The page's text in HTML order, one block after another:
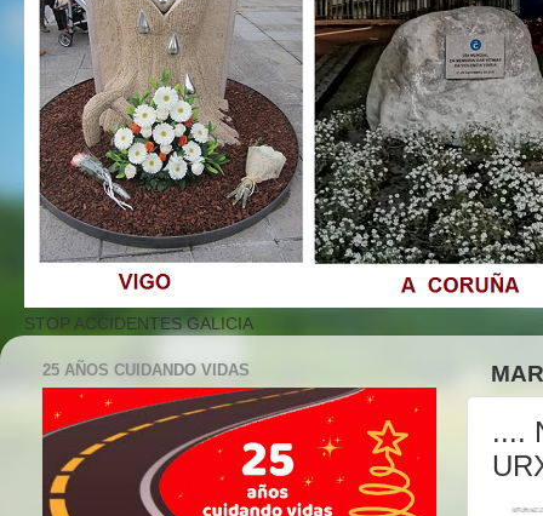
STOP ACCIDENTES GALICIA
....
25 AÑOS CUIDANDO VIDAS